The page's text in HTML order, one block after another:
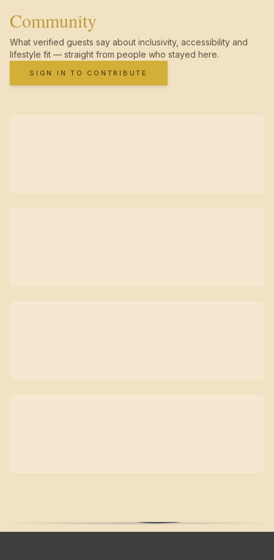
Community
What verified guests say about inclusivity, accessibility and
lifestyle fit — straight from people who stayed here.
SIGN IN TO CONTRIBUTE